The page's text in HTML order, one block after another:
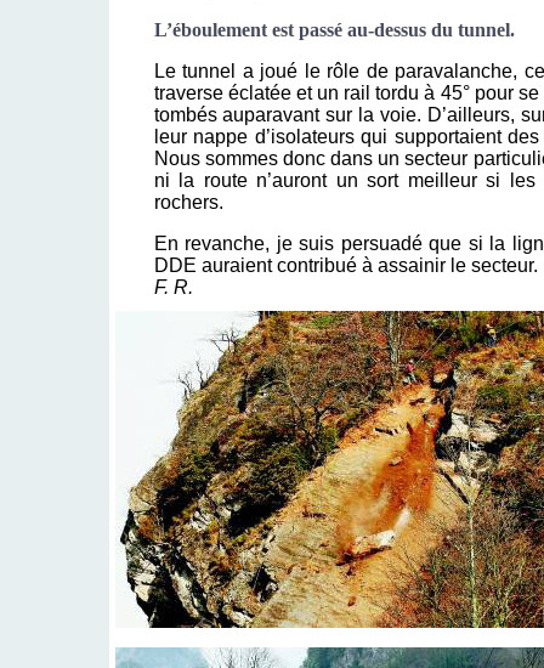
L’éboulement est passé au-dessus du tunnel.
Le tunnel a joué le rôle de paravalanche,
traverse éclatée et un rail tordu à 45° pour
tombés auparavant sur la voie. D’ailleurs,
leur nappe d’isolateurs qui supportaient
Nous sommes donc dans un secteur
ni la route n’auront un sort meilleur si
rochers.
En revanche, je suis persuadé que si la
DDE auraient contribué à assainir le secteur.
F. R.